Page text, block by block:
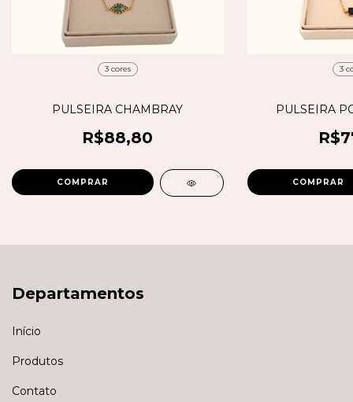
3 cores
PULSEIRA CHAMBRAY
R$88,80
COMPRAR
3
PULSEIRA
COMPRAR
Departamentos
Início
Produtos
Contato